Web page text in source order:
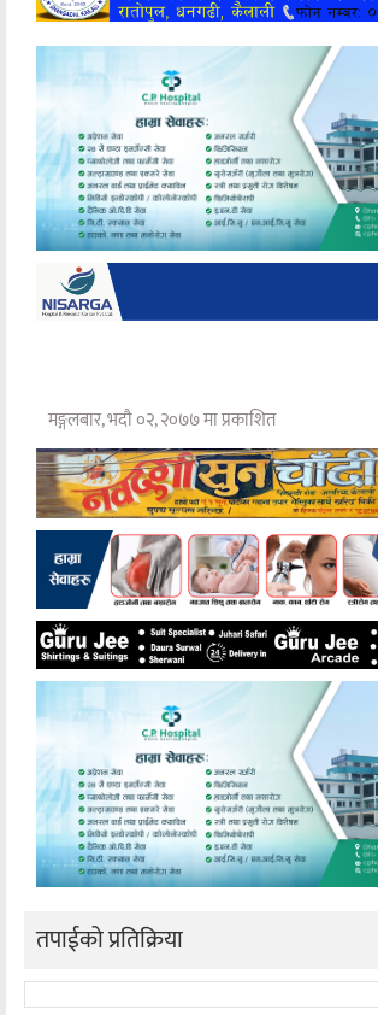
मनोरञ्जन
अन्य
मङ्गलबार, भदौ ०२, २०७७ मा प्रकाशित
तपाईको प्रतिक्रिया